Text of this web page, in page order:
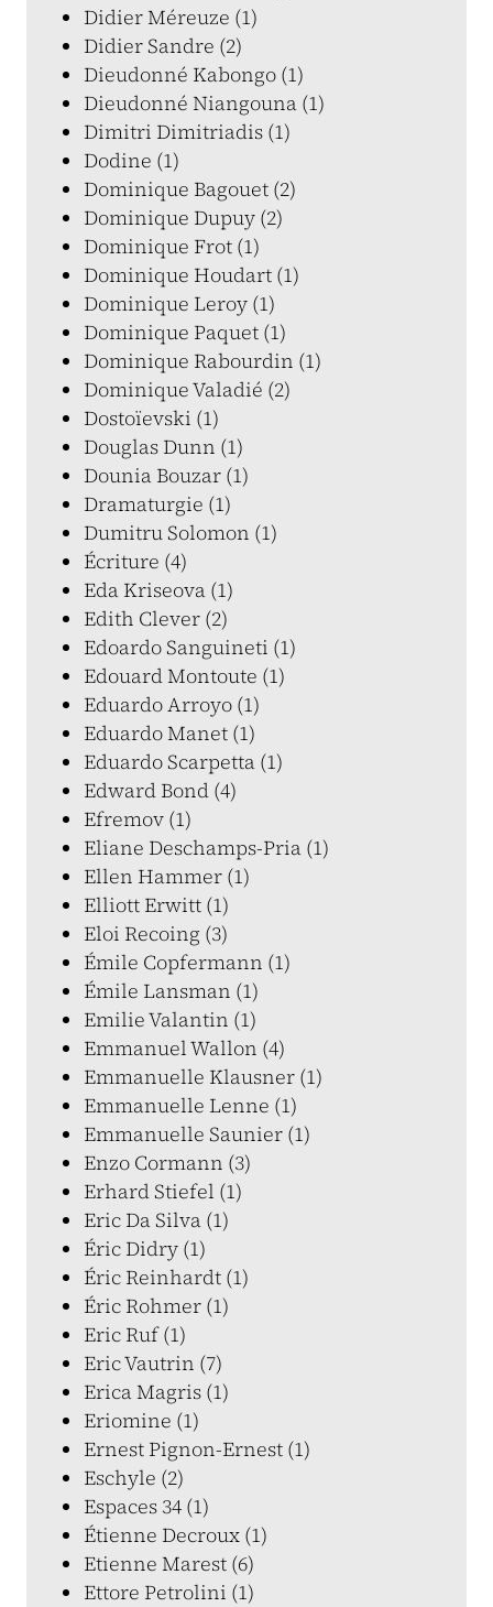
Didier Méreuze (1)
Didier Sandre (2)
Dieudonné Kabongo (1)
Dieudonné Niangouna (1)
Dimitri Dimitriadis (1)
Dodine (1)
Dominique Bagouet (2)
Dominique Dupuy (2)
Dominique Frot (1)
Dominique Houdart (1)
Dominique Leroy (1)
Dominique Paquet (1)
Dominique Rabourdin (1)
Dominique Valadié (2)
Dostoïevski (1)
Douglas Dunn (1)
Dounia Bouzar (1)
Dramaturgie (1)
Dumitru Solomon (1)
Écriture (4)
Eda Kriseova (1)
Edith Clever (2)
Edoardo Sanguineti (1)
Edouard Montoute (1)
Eduardo Arroyo (1)
Eduardo Manet (1)
Eduardo Scarpetta (1)
Edward Bond (4)
Efremov (1)
Eliane Deschamps-Pria (1)
Ellen Hammer (1)
Elliott Erwitt (1)
Eloi Recoing (3)
Émile Copfermann (1)
Émile Lansman (1)
Emilie Valantin (1)
Emmanuel Wallon (4)
Emmanuelle Klausner (1)
Emmanuelle Lenne (1)
Emmanuelle Saunier (1)
Enzo Cormann (3)
Erhard Stiefel (1)
Eric Da Silva (1)
Éric Didry (1)
Éric Reinhardt (1)
Éric Rohmer (1)
Eric Ruf (1)
Eric Vautrin (7)
Erica Magris (1)
Eriomine (1)
Ernest Pignon-Ernest (1)
Eschyle (2)
Espaces 34 (1)
Étienne Decroux (1)
Etienne Marest (6)
Ettore Petrolini (1)